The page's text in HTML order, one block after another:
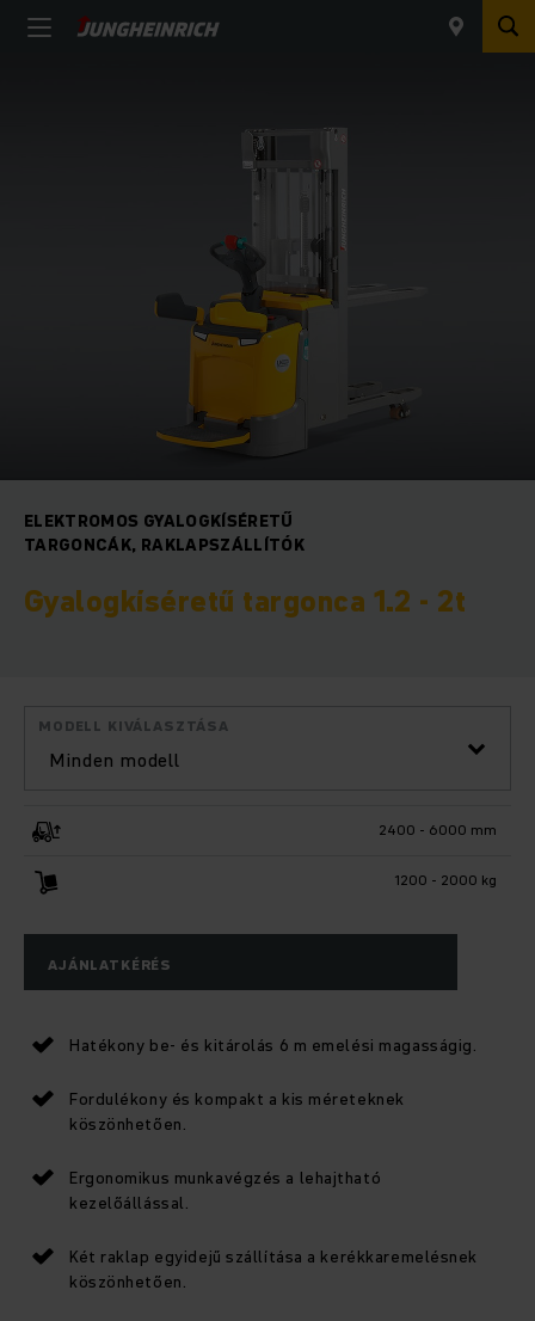
ELEKTROMOS GYALOGKÍSÉRETŰ
TARGONCÁK, RAKLAPSZÁLLÍTÓK
Gyalogkíséretű targonca 1.2 - 2t
Minden modell
MODELL KIVÁLASZTÁSA
2400 - 6000 mm
1200 - 2000 kg
AJÁNLATKÉRÉS
Hatékony be- és kitárolás 6 m emelési magasságig.
Fordulékony és kompakt a kis méreteknek
köszönhetően.
Ergonomikus munkavégzés a lehajtható
kezelőállással.
Két raklap egyidejű szállítása a kerékkaremelésnek
köszönhetően.